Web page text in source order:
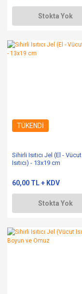
Stokta Yok
TÜKENDİ
Sihirli Isıtıcı Jel (El - Vücut
Isıtıcı) - 13x19 cm
60,00 TL + KDV
Stokta Yok